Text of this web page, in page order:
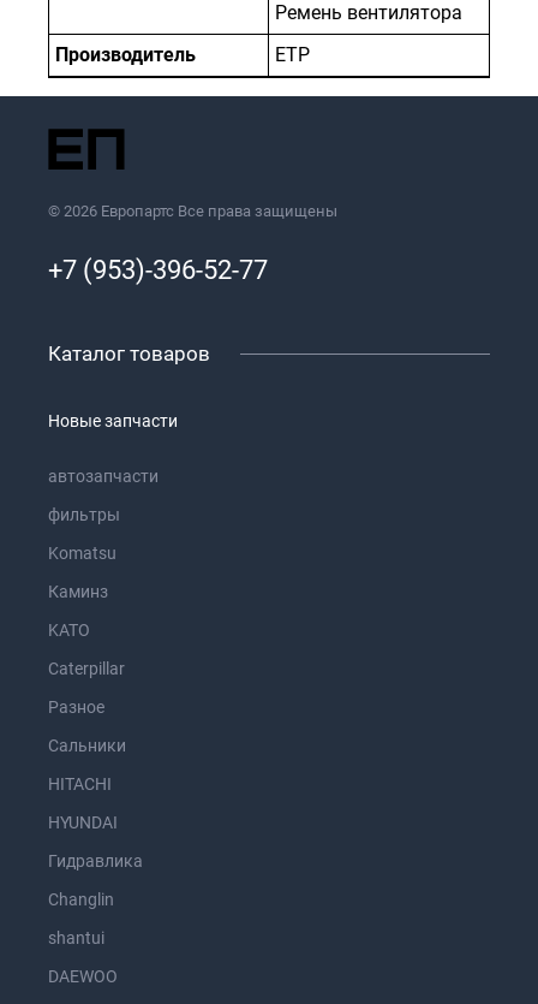
Ремень вентилятора
Производитель
ETP
© 2026 Европартс Все права защищены
+7 (953)-396-52-77
Каталог товаров
Новые запчасти
автозапчасти
фильтры
Komatsu
Каминз
KATO
Caterpillar
Разное
Сальники
HITACHI
HYUNDAI
Гидравлика
Changlin
shantui
DAEWOO